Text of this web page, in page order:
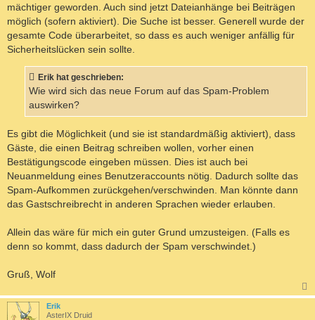
mächtiger geworden. Auch sind jetzt Dateianhänge bei Beiträgen
möglich (sofern aktiviert). Die Suche ist besser. Generell wurde der
gesamte Code überarbeitet, so dass es auch weniger anfällig für
Sicherheitslücken sein sollte.
Erik hat geschrieben:
Wie wird sich das neue Forum auf das Spam-Problem
auswirken?
Es gibt die Möglichkeit (und sie ist standardmäßig aktiviert), dass
Gäste, die einen Beitrag schreiben wollen, vorher einen
Bestätigungscode eingeben müssen. Dies ist auch bei
Neuanmeldung eines Benutzeraccounts nötig. Dadurch sollte das
Spam-Aufkommen zurückgehen/verschwinden. Man könnte dann
das Gastschreibrecht in anderen Sprachen wieder erlauben.
Allein das wäre für mich ein guter Grund umzusteigen. (Falls es
denn so kommt, dass dadurch der Spam verschwindet.)
Gruß, Wolf
a
Erik
AsterIX Druid